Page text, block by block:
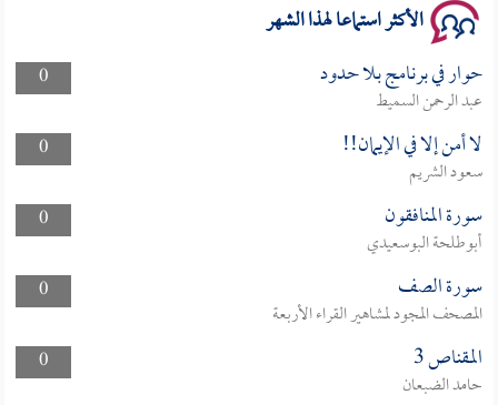
الأكثر استماعا لهذا الشهر
0 حوار في برنامج بلا حدود
عبد الرحمن السميط
0
لا أمن إلا في الإيمان!!
سعود الشريم
0
سورة المنافقون
أبوطلحة البوسعيدي
0
سورة الصف
المصحف المجود لمشاهير القراء الأربعة
0
المقناص 3
حامد الضبعان